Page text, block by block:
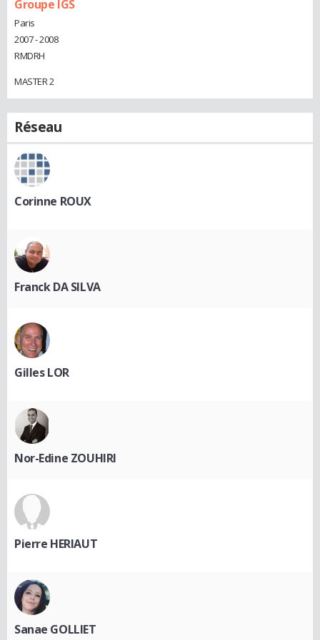
Groupe IGS
Paris
2007 - 2008
RMDRH
MASTER 2
Réseau
Corinne ROUX
Franck DA SILVA
Gilles LOR
Nor-Edine ZOUHIRI
Pierre HERIAUT
Sanae GOLLIET